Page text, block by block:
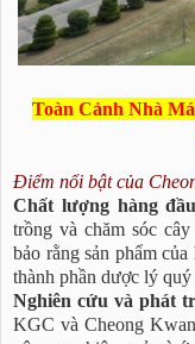
Toàn Cảnh Nhà
Điểm nổi bật của
Chất lượng hàng
trồng và chăm sóc
bảo rằng sản phẩm
thành phần dược lý quý
Nghiên cứu và phát
KGC và Cheong